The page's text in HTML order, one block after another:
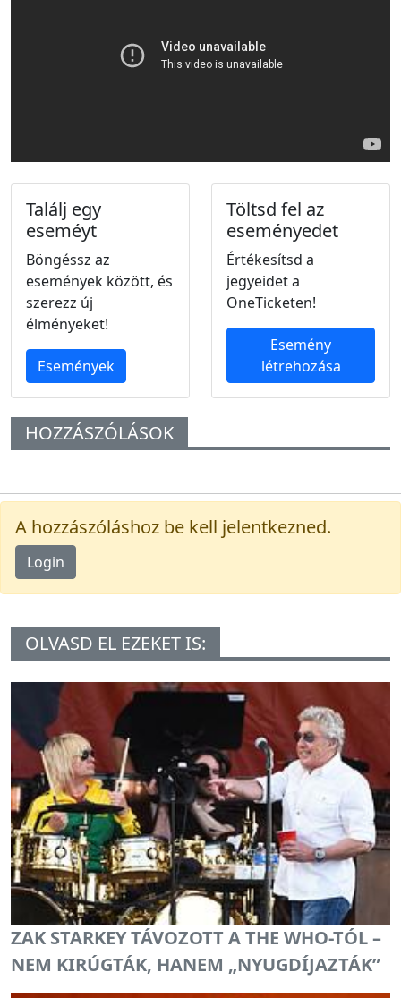
Találj egy
eseméyt
Böngéssz az
események között, és
szerezz új
élményeket!
Események
Töltsd fel az
eseményedet
Értékesítsd a
jegyeidet a
OneTicketen!
Esemény
létrehozása
HOZZÁSZÓLÁSOK
A hozzászóláshoz be kell jelentkezned.
Login
OLVASD EL EZEKET IS:
ZAK STARKEY TÁVOZOTT A THE WHO-TÓL –
NEM KIRÚGTÁK, HANEM „NYUGDÍJAZTÁK”